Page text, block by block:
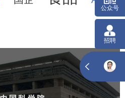
献情报中心